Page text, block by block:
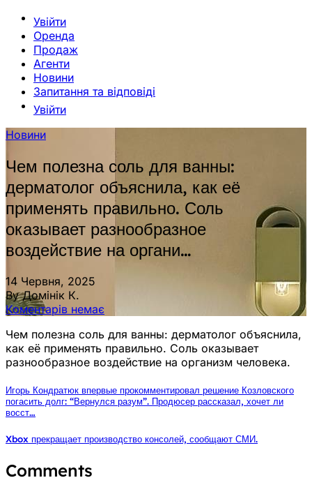
Увійти
Оренда
Продаж
Агенти
Новини
Запитання та відповіді
Увійти
Новини
Чем полезна соль для ванны:
дерматолог объяснила, как её
применять правильно. Соль
оказывает разнообразное
воздействие на органи…
14 Червня, 2025
By Домінік К.
Коментарів немає
Чем полезна соль для ванны: дерматолог объяснила,
как её применять правильно. Соль оказывает
разнообразное воздействие на организм человека.
Игорь Кондратюк впервые прокомментировал решение Козловского
погасить долг: “Вернулся разум”. Продюсер рассказал, хочет ли
восст…
Xbox прекращает производство консолей, сообщают СМИ.
Comments